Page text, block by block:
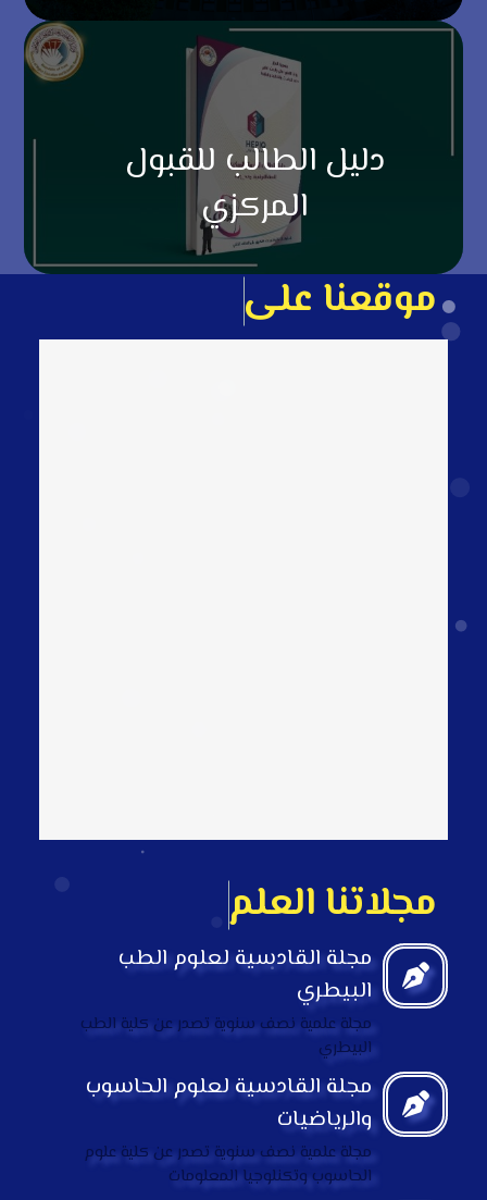
دليل الطالب للقبول
المركزي
موقعنا على
مجلتناالعلمي
مجلة القادسية لعلوم الطب
البيطري
مجلة علمية نصف سنوية تصدر عن كلية الطب
البيطري
مجلة القادسية لعلوم الحاسوب
والرياضيات
مجلة علمية نصف سنوية تصدر عن كلية علوم
الحاسوب وتكنلوجيا المعلومات